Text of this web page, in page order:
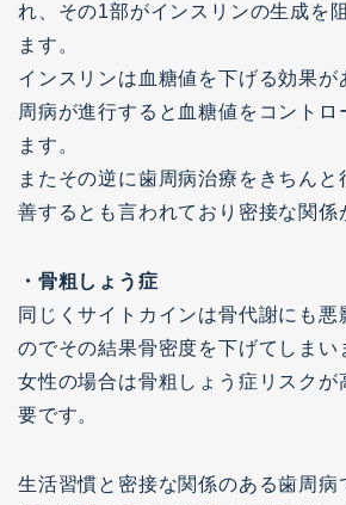
れ、その1部がインスリンの生成を
ます。
インスリンは血糖値を下げる効果が
周病が進行すると血糖値をコントロ
ます。
またその逆に歯周病治療をきちんと
善するとも言われており密接な関係
・骨粗しょう症
同じくサイトカインは骨代謝にも悪
のでその結果骨密度を下げてしまい
女性の場合は骨粗しょう症リスクが
要です。
生活習慣と密接な関係のある歯周病